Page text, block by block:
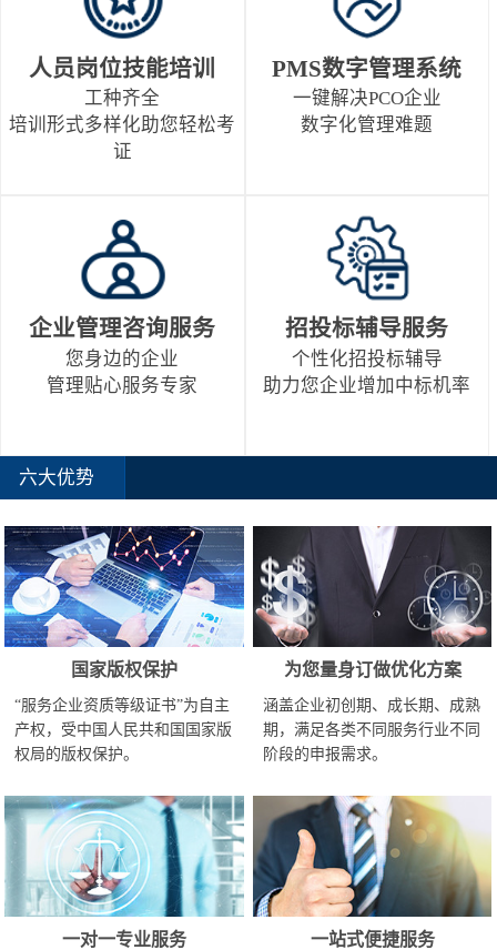
人员岗位技能培训
工种齐全
培训形式多样化助您轻松考
证
PMS数字管理系统
一键解决PCO企业
数字化管理难题
企业管理咨询服务
您身边的企业
管理贴心服务专家
招投标辅导服务
个性化招投标辅导
助力您企业增加中标机率
六大优势
国家版权保护
“服务企业资质等级证书”为自主
产权，受中国人民共和国国家版
权局的版权保护。
为您量身订做优化方案
涵盖企业初创期、成长期、成熟
期，满足各类不同服务行业不同
阶段的申报需求。
一对一专业服务 一站式便捷服务